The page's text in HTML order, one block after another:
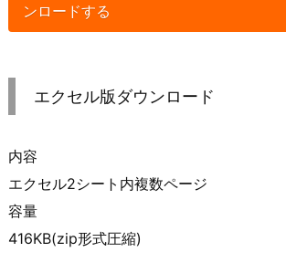
ンロードする
エクセル版ダウンロード
内容
エクセル2シート内複数ページ
容量
416KB(zip形式圧縮)